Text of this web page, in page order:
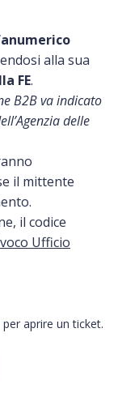
alla sua
FE.
B2B va indicato
delle
il mittente
il codice
Ufficio
aprire un ticket.